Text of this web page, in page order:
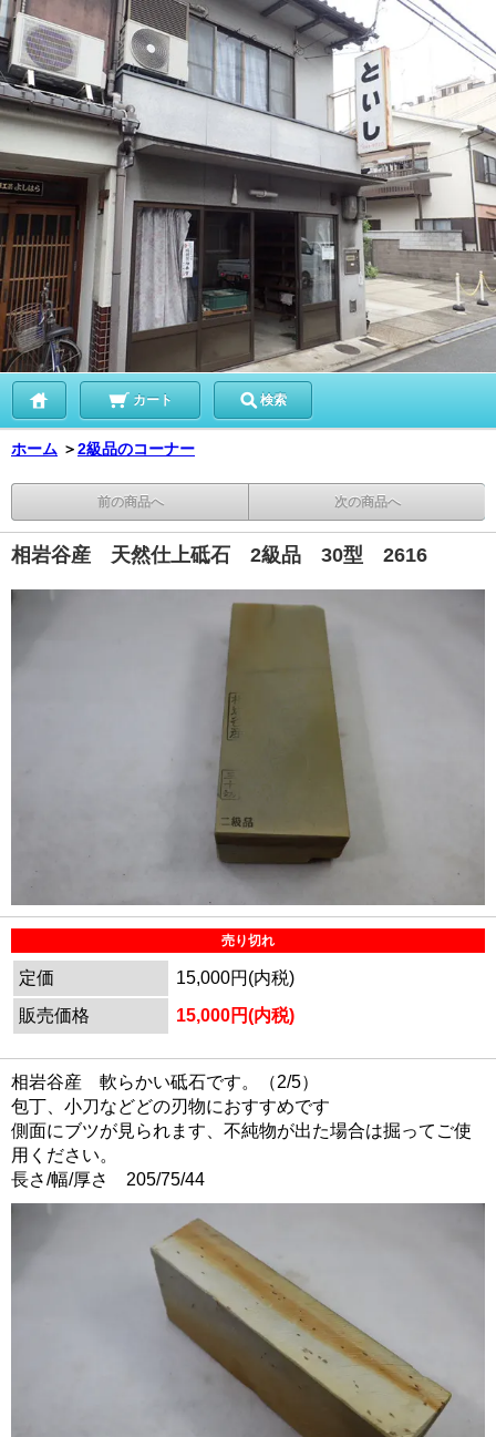
カート 検索
ホーム ＞2級品のコーナー
前の商品へ 次の商品へ
相岩谷産 天然仕上砥石 2級品 30型 2616
売り切れ
定価
15,000円(内税)
販売価格
15,000円(内税)
相岩谷産 軟らかい砥石です。（2/5）
包丁、小刀などどの刃物におすすめです
側面にブツが見られます、不純物が出た場合は掘ってご使
用ください。
長さ/幅/厚さ 205/75/44